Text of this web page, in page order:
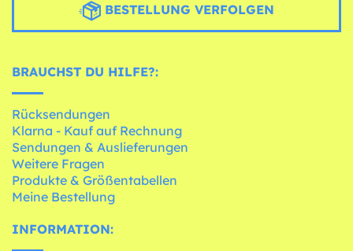
BESTELLUNG VERFOLGEN
BRAUCHST DU HILFE?:
Rücksendungen
Klarna - Kauf auf Rechnung
Sendungen & Auslieferungen
Weitere Fragen
Produkte & Größentabellen
Meine Bestellung
INFORMATION: